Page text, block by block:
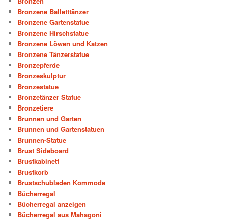
Bronzene Balletttänzer
Bronzene Gartenstatue
Bronzene Hirschstatue
Bronzene Löwen und Katzen
Bronzene Tänzerstatue
Bronzepferde
Bronzeskulptur
Bronzestatue
Bronzetänzer Statue
Bronzetiere
Brunnen und Garten
Brunnen und Gartenstatuen
Brunnen-Statue
Brust Sideboard
Brustkabinett
Brustkorb
Brustschubladen Kommode
Bücherregal
Bücherregal anzeigen
Bücherregal aus Mahagoni